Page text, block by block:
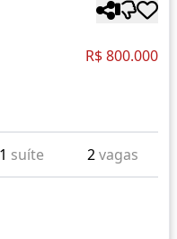
R$ 800.000
1 suíte 2vagas